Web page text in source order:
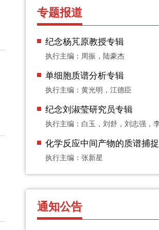
专题报道
纪念杨芃原教授专辑
执行主编：周振，陆豪杰
单细胞质谱分析专辑
执行主编：黄光明，江德臣
纪念刘淑莹研究员专辑
执行主编：白玉，刘舒，刘志强，
化学反应中间产物的质谱捕
执行主编：张新星
通知公告